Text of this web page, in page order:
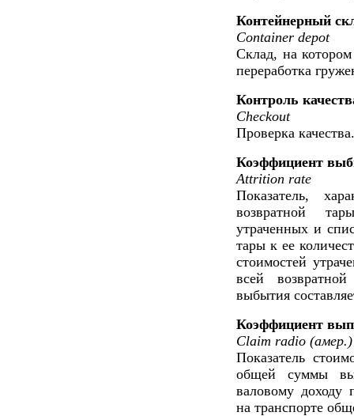
Контейнерный
Container depot
Склад, на
переработка
Контроль
Checkout
Проверка качества.
Коэффициент
Attrition rate
Показатель,
возвратной
утраченных и
тары к ее
стоимостей
всей
выбытия
Коэффициент
Claim radio (амер.)
Показатель
общей суммы
валовому доходу
на транспорте